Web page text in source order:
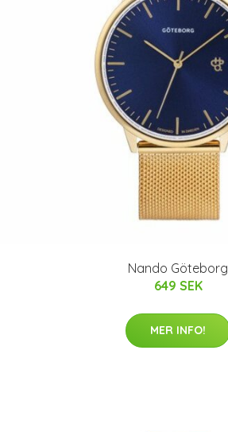
Nando Göteborg
649 SEK
MER INFO!